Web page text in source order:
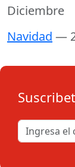
Diciembre
Navidad —